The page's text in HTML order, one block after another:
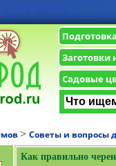
Заготовки
Садовые
> Советы и вопросы
Как правильно